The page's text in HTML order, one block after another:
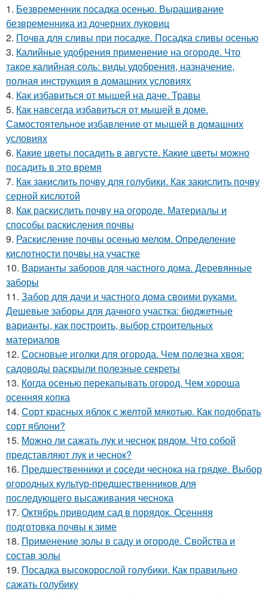
1. Безвременник посадка осенью. Выращивание
безвременника из дочерних луковиц
2. Почва для сливы при посадке. Посадка сливы осенью
3. Калийные удобрения применение на огороде. Что
такое калийная соль: виды удобрения, назначение,
полная инструкция в домашних условиях
4. Как избавиться от мышей на даче. Травы
5. Как навсегда избавиться от мышей в доме.
Самостоятельное избавление от мышей в домашних
условиях
6. Какие цветы посадить в августе. Какие цветы можно
посадить в это время
7. Как закислить почву для голубики. Как закислить почву
серной кислотой
8. Как раскислить почву на огороде. Материалы и
способы раскисления почвы
9. Раскисление почвы осенью мелом. Определение
кислотности почвы на участке
10. Варианты заборов для частного дома. Деревянные
заборы
11. Забор для дачи и частного дома своими руками.
Дешевые заборы для дачного участка: бюджетные
варианты, как построить, выбор строительных
материалов
12. Сосновые иголки для огорода. Чем полезна хвоя:
садоводы раскрыли полезные секреты
13. Когда осенью перекапывать огород. Чем хороша
осенняя копка
14. Сорт красных яблок с желтой мякотью. Как подобрать
сорт яблони?
15. Можно ли сажать лук и чеснок рядом. Что собой
представляют лук и чеснок?
16. Предшественники и соседи чеснока на грядке. Выбор
огородных культур-предшественников для
последующего высаживания чеснока
17. Октябрь приводим сад в порядок. Осенняя
подготовка почвы к зиме
18. Применение золы в саду и огороде. Свойства и
состав золы
19. Посадка высокорослой голубики. Как правильно
сажать голубику